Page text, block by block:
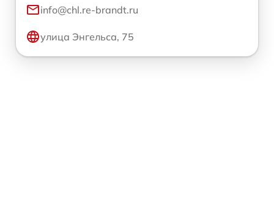
info@chl.re-brandt.ru
улица Энгельса, 75